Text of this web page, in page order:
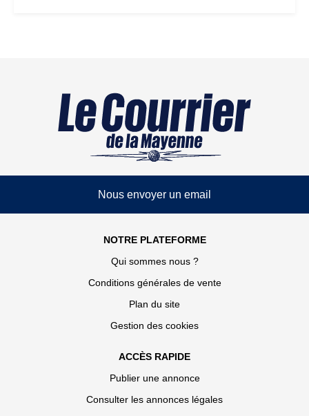
Nous envoyer un email
NOTRE PLATEFORME
Qui sommes nous ?
Conditions générales de vente
Plan du site
Gestion des cookies
ACCÈS RAPIDE
Publier une annonce
Consulter les annonces légales